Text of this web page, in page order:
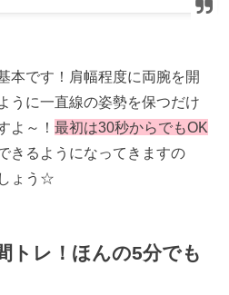
本です！肩幅程度に両腕を開
うに一直線の姿勢を保つだけ
よ～！最初は30秒からでもOK
きるようになってきますの
ょう☆
トレ！ほんの5分でも